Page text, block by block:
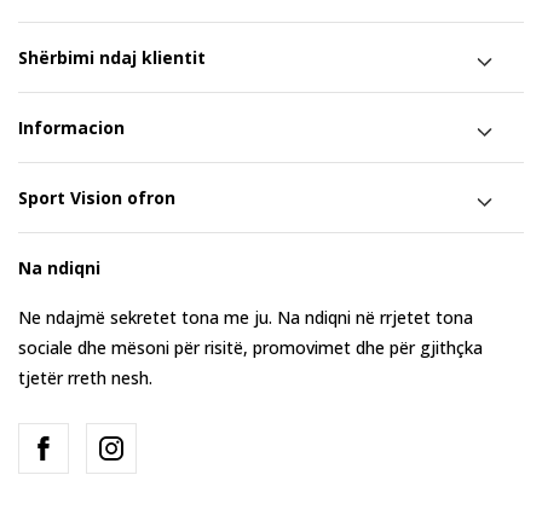
Shërbimi ndaj klientit
Informacion
Sport Vision ofron
Na ndiqni
Ne ndajmë sekretet tona me ju. Na ndiqni në rrjetet tona
sociale dhe mësoni për risitë, promovimet dhe për gjithçka
tjetër rreth nesh.